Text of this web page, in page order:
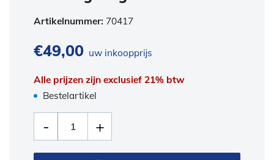
Artikelnummer: 70417
€49,00 uw inkoopprijs
Alle prijzen zijn exclusief 21% btw
Bestelartikel